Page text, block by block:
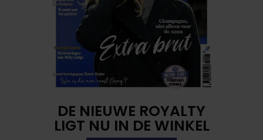
DE NIEUWE ROYALTY
LIGT NU IN DE WINKEL